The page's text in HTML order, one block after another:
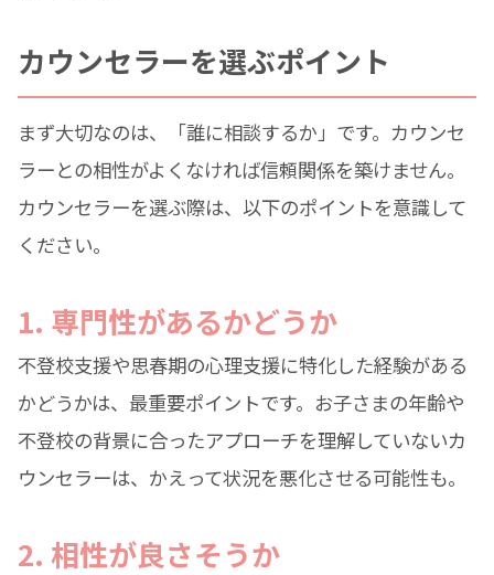
カウンセラーを選ぶポイント
まず大切なのは、「誰に相談するか」です。カウンセ
ラーとの相性がよくなければ信頼関係を築けません。
カウンセラーを選ぶ際は、以下のポイントを意識して
ください。
1. 専門性があるかどうか
不登校支援や思春期の心理支援に特化した経験がある
かどうかは、最重要ポイントです。お子さまの年齢や
不登校の背景に合ったアプローチを理解していないカ
ウンセラーは、かえって状況を悪化させる可能性も。
2. 相性が良さそうか